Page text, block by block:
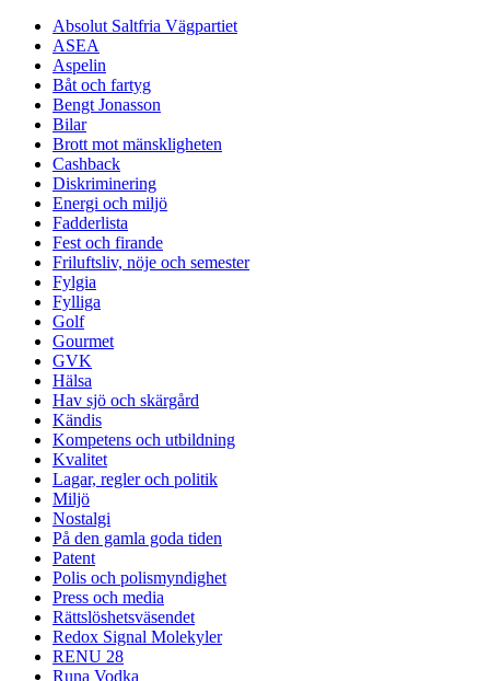
Absolut Saltfria Vägpartiet
ASEA
Aspelin
Båt och fartyg
Bengt Jonasson
Bilar
Brott mot mänskligheten
Cashback
Diskriminering
Energi och miljö
Fadderlista
Fest och firande
Friluftsliv, nöje och semester
Fylgia
Fylliga
Golf
Gourmet
GVK
Hälsa
Hav sjö och skärgård
Kändis
Kompetens och utbildning
Kvalitet
Lagar, regler och politik
Miljö
Nostalgi
På den gamla goda tiden
Patent
Polis och polismyndighet
Press och media
Rättslöshetsväsendet
Redox Signal Molekyler
RENU 28
Runa Vodka